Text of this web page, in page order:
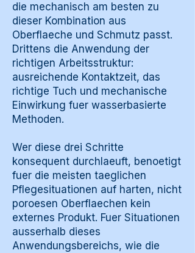
die mechanisch am besten zu
dieser Kombination aus
Oberflaeche und Schmutz passt.
Drittens die Anwendung der
richtigen Arbeitsstruktur:
ausreichende Kontaktzeit, das
richtige Tuch und mechanische
Einwirkung fuer wasserbasierte
Methoden.
Wer diese drei Schritte
konsequent durchlaeuft, benoetigt
fuer die meisten taeglichen
Pflegesituationen auf harten, nicht
poroesen Oberflaechen kein
externes Produkt. Fuer Situationen
ausserhalb dieses
Anwendungsbereichs, wie die